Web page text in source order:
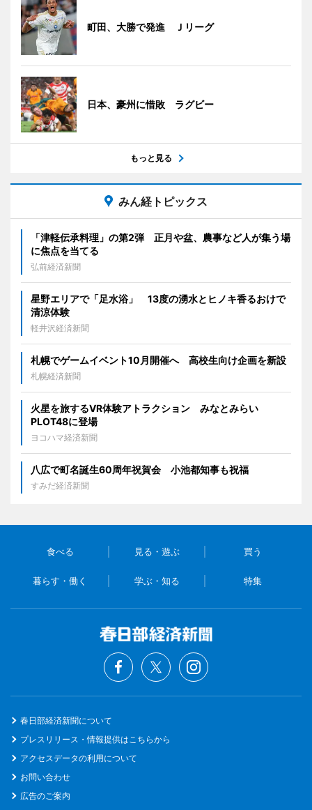
町田、大勝で発進 Ｊリーグ
日本、豪州に惜敗 ラグビー
もっと見る
みん経トピックス
「津軽伝承料理」の第2弾 正月や盆、農事など人が集う場
に焦点を当てる
弘前経済新聞
星野エリアで「足水浴」 13度の湧水とヒノキ香るおけで
清涼体験
軽井沢経済新聞
札幌でゲームイベント10月開催へ 高校生向け企画を新設
札幌経済新聞
火星を旅するVR体験アトラクション みなとみらい
PLOT48に登場
ヨコハマ経済新聞
八広で町名誕生60周年祝賀会 小池都知事も祝福
すみだ経済新聞
食べる 見る・遊ぶ 買う
暮らす・働く 学ぶ・知る 特集
春日部経済新聞について
プレスリリース・情報提供はこちらから
アクセスデータの利用について
お問い合わせ
広告のご案内